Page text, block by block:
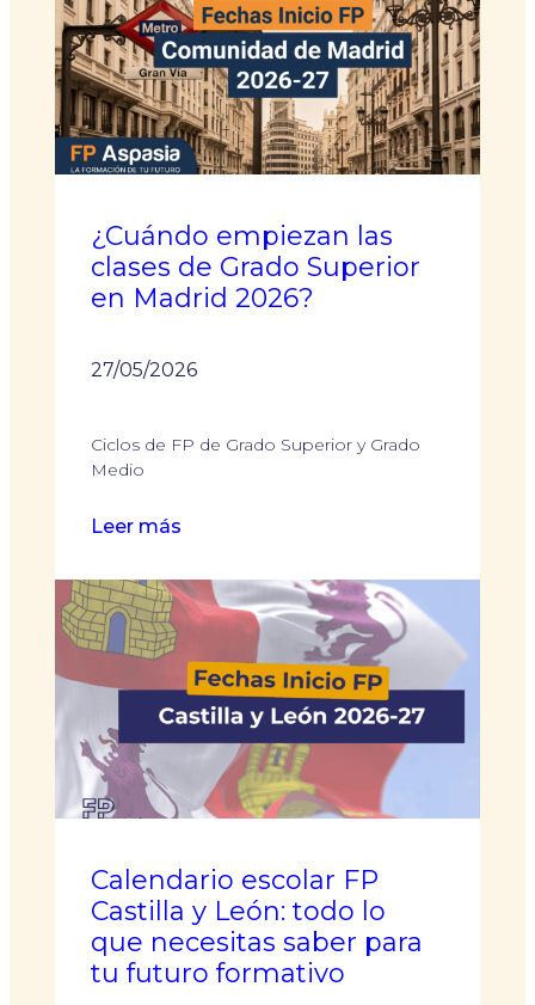
dietética
montar
una
consulta?
Lo
que
la
normativa
¿Cuándo empiezan las
clases de Grado Superior
en Madrid 2026?
27/05/2026
Ciclos de FP de Grado Superior y Grado
Medio
Leer más
empiezan
las
de
Grado
Superior
Madrid
2026?
Calendario escolar FP
Castilla y León: todo lo
que necesitas saber para
tu futuro formativo